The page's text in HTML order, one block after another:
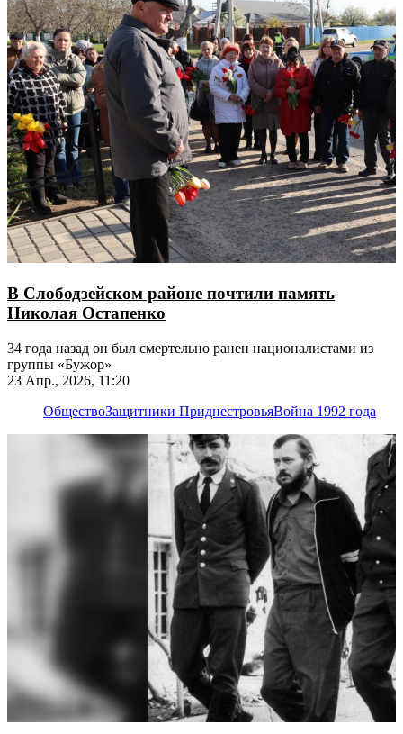
В Слободзейском районе почтили память
Николая Остапенко
34 года назад он был смертельно ранен националистами из
группы «Бужор»
23 Апр., 2026, 11:20
ОбществоЗащитники ПриднестровьяВойна 1992 года